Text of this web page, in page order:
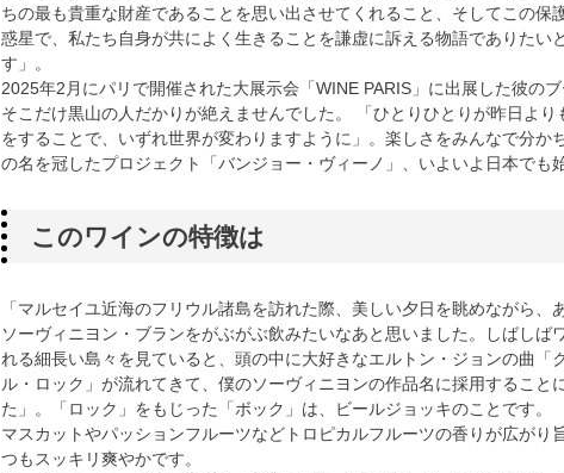
ちの最も貴重な財産であることを思い出させてくれること、そしてこの保
惑星で、私たち自身が共によく生きることを謙虚に訴える物語でありたい
す」。
2025年2月にパリで開催された大展示会「WINE PARIS」に出展した彼のブ
そこだけ黒山の人だかりが絶えませんでした。 「ひとりひとりが昨日より
をすることで、いずれ世界が変わりますように」。楽しさをみんなで分か
の名を冠したプロジェクト「バンジョー・ヴィーノ」、いよいよ日本でも
このワインの特徴は
「マルセイユ近海のフリウル諸島を訪れた際、美しい夕日を眺めながら、
ソーヴィニヨン・ブランをがぶがぶ飲みたいなあと思いました。しばしば
れる細長い島々を見ていると、頭の中に大好きなエルトン・ジョンの曲「
ル・ロック」が流れてきて、僕のソーヴィニヨンの作品名に採用すること
た」。「ロック」をもじった「ボック」は、ビールジョッキのことです。
マスカットやパッションフルーツなどトロピカルフルーツの香りが広がり
つもスッキリ爽やかです。